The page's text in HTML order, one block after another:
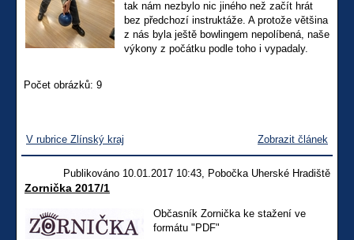
tak nám nezbylo nic jiného než začít hrát
bez předchozí instruktáže. A protože většina
z nás byla ještě bowlingem nepolíbená, naše
výkony z počátku podle toho i vypadaly.
Počet obrázků: 9
V rubrice Zlínský kraj Zobrazit článek
Publikováno 10.01.2017 10:43, Pobočka Uherské Hradiště
Zornička 2017/1
Občasník Zornička ke stažení ve
formátu "PDF"